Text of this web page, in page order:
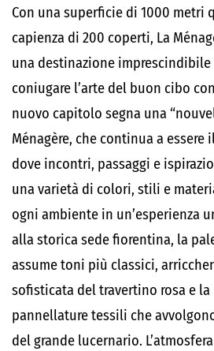
Con una superficie di 1000 metri
capienza di 200 coperti, La
una destinazione imprescindibile
coniugare l’arte del buon cibo
nuovo capitolo segna una
Ménagère, che continua a essere
dove incontri, passaggi e
una varietà di colori, stili e
ogni ambiente in un’esperienza
alla storica sede fiorentina, la
assume toni più classici,
sofisticata del travertino rosa e
pannellature tessili che
del grande lucernario.